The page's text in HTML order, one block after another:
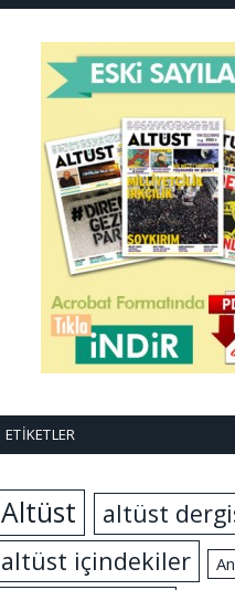
ETIKETLER
Altüst
altüst
altüst içindekiler